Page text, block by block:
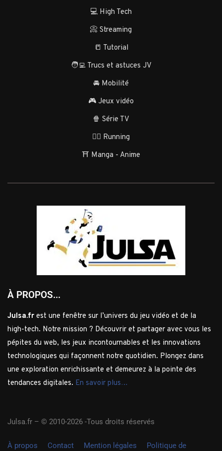
💻 High Tech
📀 Streaming
📒 Tutorial
🧑‍💻 Trucs et astuces JV
🚘 Mobilité
🎮 Jeux vidéo
🍿 Série TV
🏃‍♂️ Running
⛩️ Manga - Anime
À PROPOS...
Julsa.fr est une fenêtre sur l’univers du jeu vidéo et de la
high-tech. Notre mission ? Découvrir et partager avec vous les
pépites du web, les jeux incontournables et les innovations
technologiques qui façonnent notre quotidien. Plongez dans
une exploration enrichissante et demeurez à la pointe des
tendances digitales. En savoir plus…
Julsa.fr – © 2010-2026 -Tous droits réservés
À propos Contact Mention légales
Politique de